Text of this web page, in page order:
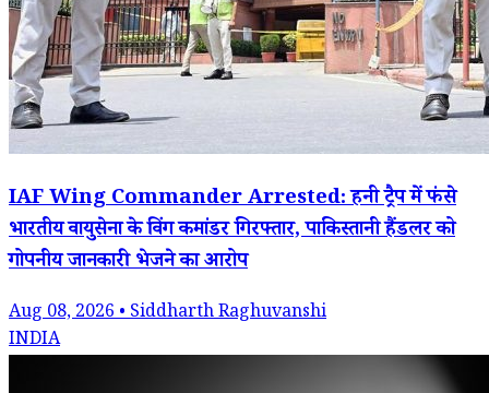
IAF Wing Commander Arrested: हनी ट्रैप में फंसे
भारतीय वायुसेना के विंग कमांडर गिरफ्तार, पाकिस्तानी हैंडलर को
गोपनीय जानकारी भेजने का आरोप
Aug 08, 2026 • Siddharth Raghuvanshi
INDIA